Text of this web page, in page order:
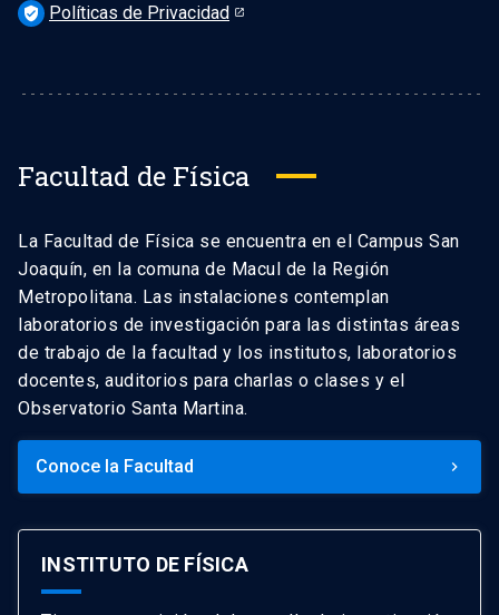
verified_user Políticas de Privacidad
Facultad de Física
La Facultad de Física se encuentra en el Campus San
Joaquín, en la comuna de Macul de la Región
Metropolitana. Las instalaciones contemplan
laboratorios de investigación para las distintas áreas
de trabajo de la facultad y los institutos, laboratorios
docentes, auditorios para charlas o clases y el
Observatorio Santa Martina.
Conoce la Facultad keyboard_arrow_right
INSTITUTO DE FÍSICA